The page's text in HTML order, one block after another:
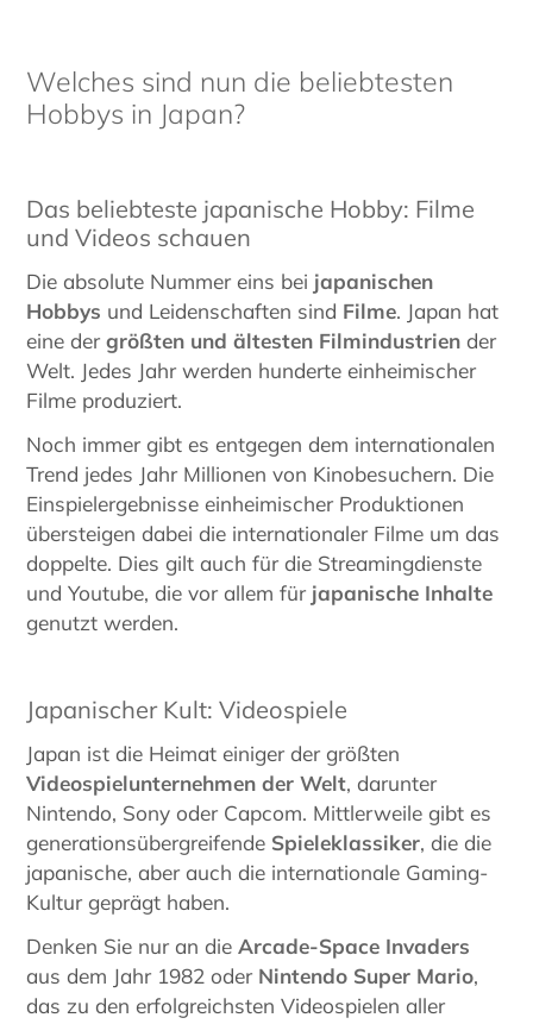
Welches sind nun die beliebtesten
Hobbys in Japan?
Das beliebteste japanische Hobby: Filme
und Videos schauen
Die absolute Nummer eins bei japanischen
Hobbys und Leidenschaften sind Filme. Japan hat
eine der größten und ältesten Filmindustrien der
Welt. Jedes Jahr werden hunderte einheimischer
Filme produziert.
Noch immer gibt es entgegen dem internationalen
Trend jedes Jahr Millionen von Kinobesuchern. Die
Einspielergebnisse einheimischer Produktionen
übersteigen dabei die internationaler Filme um das
doppelte. Dies gilt auch für die Streamingdienste
und Youtube, die vor allem für japanische Inhalte
genutzt werden.
Japanischer Kult: Videospiele
Japan ist die Heimat einiger der größten
Videospielunternehmen der Welt, darunter
Nintendo, Sony oder Capcom. Mittlerweile gibt es
generationsübergreifende Spieleklassiker, die die
japanische, aber auch die internationale Gaming-
Kultur geprägt haben.
Denken Sie nur an die Arcade-Space Invaders
aus dem Jahr 1982 oder Nintendo Super Mario,
das zu den erfolgreichsten Videospielen aller